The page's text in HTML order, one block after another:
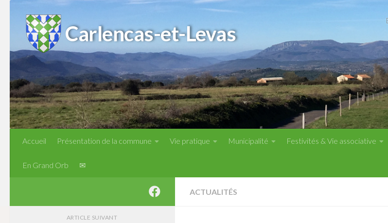
Skip to content
Carlencas-et-Levas
Accueil Présentation de la commune Vie pratique Municipalité Festivités & Vie associative
En Grand Orb ✉
ACTUALITÉS
ARTICLE SUIVANT